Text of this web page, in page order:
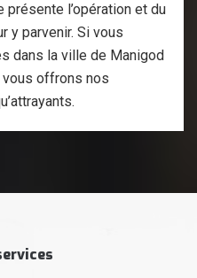
présente l’opération et du
y parvenir. Si vous
dans la ville de Manigod
offrons nos